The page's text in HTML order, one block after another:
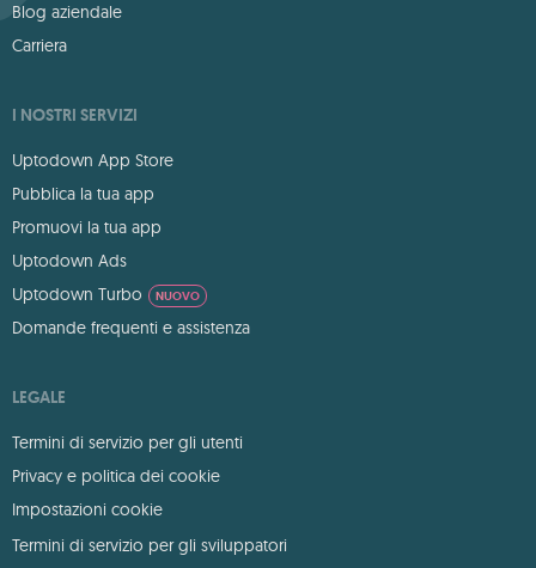
Blog aziendale
Carriera
I NOSTRI SERVIZI
Uptodown App Store
Pubblica la tua app
Promuovi la tua app
Uptodown Ads
Uptodown Turbo
NUOVO
Domande frequenti e assistenza
LEGALE
Termini di servizio per gli utenti
Privacy e politica dei cookie
Impostazioni cookie
Termini di servizio per gli sviluppatori